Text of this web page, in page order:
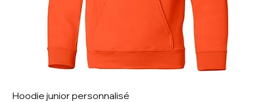
Hoodie junior personnalisé